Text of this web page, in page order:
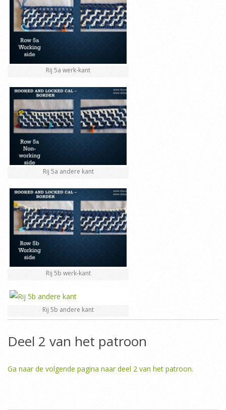
Rij 5a werk-kant
Rij 5a andere kant
Rij 5b werk-kant
Rij 5b andere kant
Deel 2 van het patroon
Ga naar de volgende pagina naar deel 2 van het patroon.